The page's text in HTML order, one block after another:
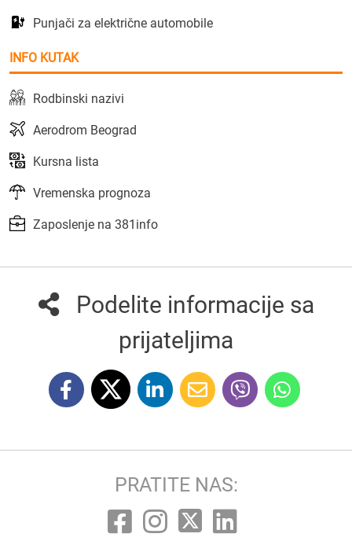
Punjači za električne automobile
INFO KUTAK
Rodbinski nazivi
Aerodrom Beograd
Kursna lista
Vremenska prognoza
Zaposlenje na 381info
Podelite informacije sa
prijateljima
PRATITE NAS: